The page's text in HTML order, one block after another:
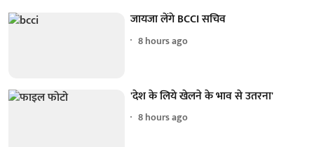
जायजा लेंगे BCCI सचिव
8 hours ago
'देश के लिये खेलने के भाव से उतरना'
8 hours ago